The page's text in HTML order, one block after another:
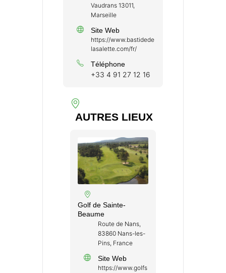
Vaudrans 13011,
Marseille
Site Web
https://www.bastidede
lasalette.com/fr/
Téléphone
+33 4 91 27 12 16
AUTRES LIEUX
Golf de Sainte-
Beaume
Route de Nans,
83860 Nans-les-
Pins, France
Site Web
https://www.golfs